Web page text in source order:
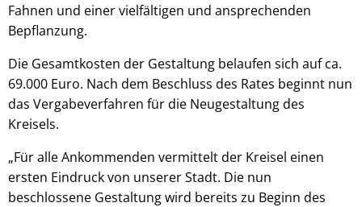
Fahnen und einer vielfältigen und ansprechenden
Bepflanzung.
Die Gesamtkosten der Gestaltung belaufen sich auf ca.
69.000 Euro. Nach dem Beschluss des Rates beginnt nun
das Vergabeverfahren für die Neugestaltung des
Kreisels.
„Für alle Ankommenden vermittelt der Kreisel einen
ersten Eindruck von unserer Stadt. Die nun
beschlossene Gestaltung wird bereits zu Beginn des